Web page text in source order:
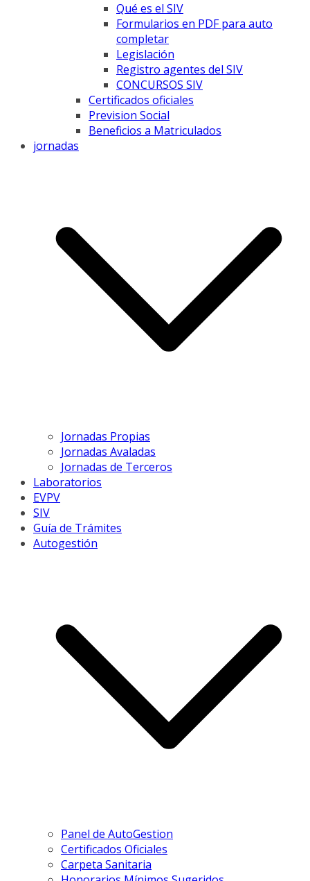
Qué es el SIV
Formularios en PDF para auto
completar
Legislación
Registro agentes del SIV
CONCURSOS SIV
Certificados oficiales
Prevision Social
Beneficios a Matriculados
jornadas
Jornadas Propias
Jornadas Avaladas
Jornadas de Terceros
Laboratorios
EVPV
SIV
Guía de Trámites
Autogestión
Panel de AutoGestion
Certificados Oficiales
Carpeta Sanitaria